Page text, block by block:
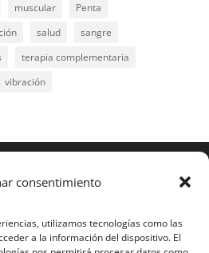
consentimiento
utilizamos tecnologías como las
a la información del dispositivo. El
muscular
Penta
salud
sangre
terapia complementaria
vibración
de ellas, necesita pedir
a Mario Gil Sánchez.